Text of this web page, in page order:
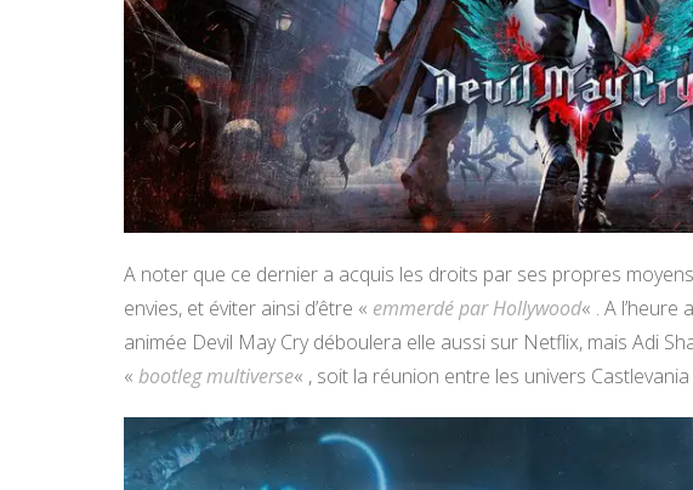
A noter que ce dernier a acquis les droits par ses propres
envies, et éviter ainsi d’être « emmerdé par Hollywood« . A
animée Devil May Cry déboulera elle aussi sur Netflix, mais Adi
« bootleg multiverse« , soit la réunion entre les univers